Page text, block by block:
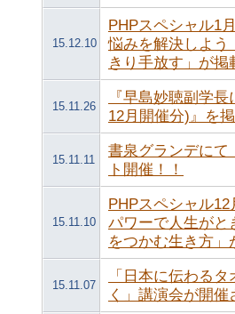
15.12.10
PHPスペシャル1
悩みを解決しよう
きり手放す」が掲
15.11.26
『早島妙聴副学
12月開催分)』を
15.11.11
書泉グランデにて
ト開催！！
15.11.10
PHPスペシャル
パワーで人生がと
をつかむ生き方
15.11.07
「日本に伝わる
く」講演会が開